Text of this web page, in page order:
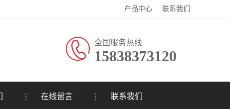
产品中心 联系我们
全国服务热线
15838373120
在线留言 联系我们